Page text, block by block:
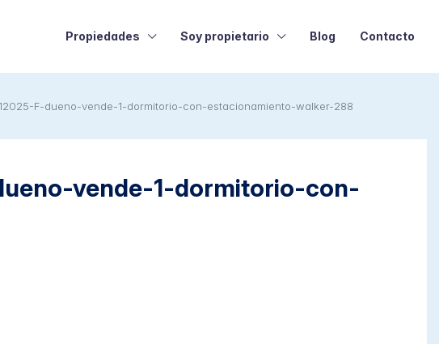
Propiedades Soy propietario Blog Contacto
F-dueno-vende-1-dormitorio-con-estacionamiento-walker-288
vende-1-dormitorio-con-